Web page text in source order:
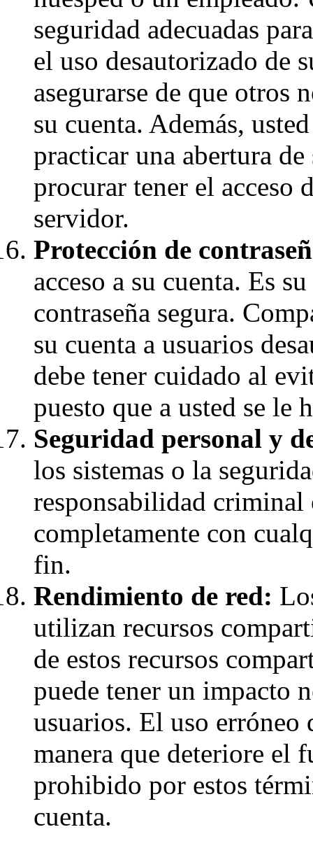
seguridad adecuadas
el uso desautorizado de
asegurarse de que otros
su cuenta. Además,
practicar una abertura
procurar tener el acceso
servidor.
Protección de
acceso a su cuenta. Es
contraseña segura.
su cuenta a usuarios
debe tener cuidado al
puesto que a usted se le
Seguridad personal y
los sistemas o la
responsabilidad
completamente con
fin.
Rendimiento de red:
utilizan recursos
de estos recursos
puede tener un impacto
usuarios. El uso erróneo
manera que deteriore el
prohibido por estos
cuenta.